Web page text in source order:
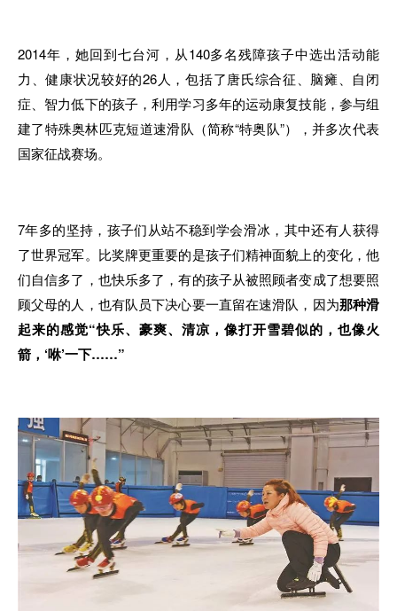
2014年，她回到七台河，从140多名残障孩子中选出活动能
力、健康状况较好的26人，包括了唐氏综合征、脑瘫、自闭
症、智力低下的孩子，利用学习多年的运动康复技能，参与组
建了特殊奥林匹克短道速滑队（简称“特奥队”），并多次代表
国家征战赛场。
7年多的坚持，孩子们从站不稳到学会滑冰，其中还有人获得
了世界冠军。比奖牌更重要的是孩子们精神面貌上的变化，他
们自信多了，也快乐多了，有的孩子从被照顾者变成了想要照
顾父母的人，也有队员下决心要一直留在速滑队，因为那种滑
起来的感觉“快乐、豪爽、清凉，像打开雪碧似的，也像火
箭，‘咻’一下……”